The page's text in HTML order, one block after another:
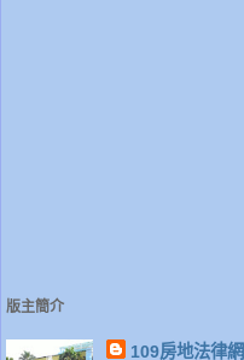
版主簡介
109房地法律網